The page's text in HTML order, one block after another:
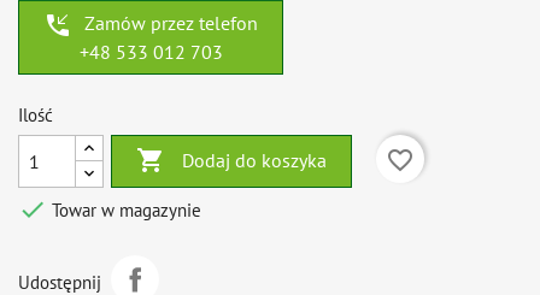
phone_callback
Zamów przez telefon
+48 533 012 703
Ilość
 Dodaj do koszyka
favorite_border
 Towar w magazynie
Udostępnij